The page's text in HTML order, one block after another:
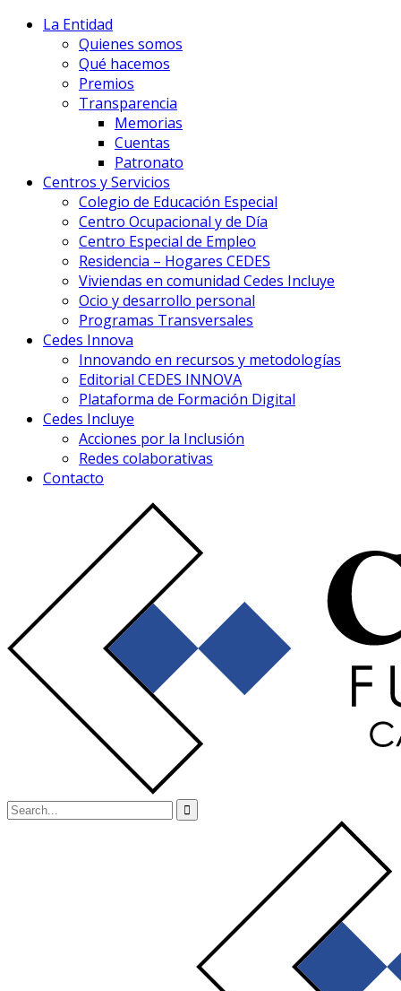
La Entidad
Quienes somos
Qué hacemos
Premios
Transparencia
Memorias
Cuentas
Patronato
Centros y Servicios
Colegio de Educación Especial
Centro Ocupacional y de Día
Centro Especial de Empleo
Residencia – Hogares CEDES
Viviendas en comunidad Cedes Incluye
Ocio y desarrollo personal
Programas Transversales
Cedes Innova
Innovando en recursos y metodologías
Editorial CEDES INNOVA
Plataforma de Formación Digital
Cedes Incluye
Acciones por la Inclusión
Redes colaborativas
Contacto